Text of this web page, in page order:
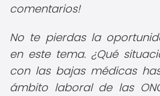
comentarios!
No te pierdas la
en este tema. ¿Qué
con las bajas médicas
ámbito laboral de las